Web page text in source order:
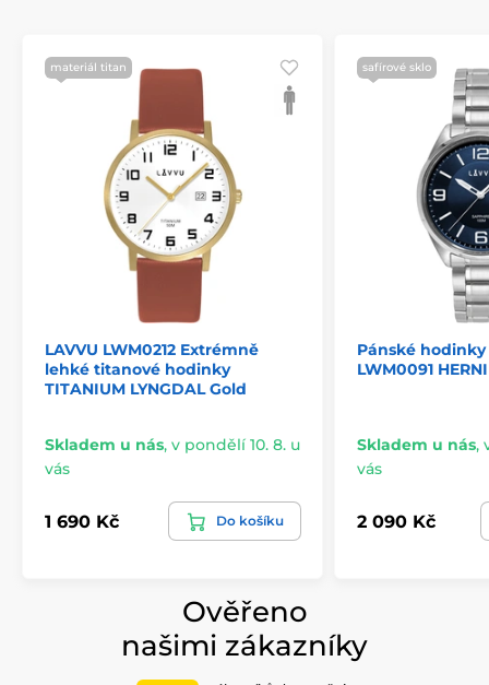
materiál titan
LAVVU LWM0212 Extrémně
lehké titanové hodinky
TITANIUM LYNGDAL Gold
Skladem u nás, v pondělí 10. 8. u
vás
1 690 Kč Do košíku
safírové sklo
Pánské hodinky
LWM0091
Skladem u nás,
vás
2 090 Kč
Ověřeno
našimi zákazníky